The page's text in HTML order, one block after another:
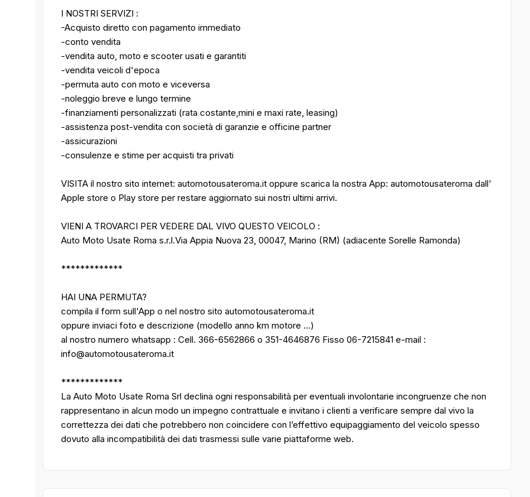
I NOSTRI SERVIZI :
-Acquisto diretto con pagamento immediato
-conto vendita
-vendita auto, moto e scooter usati e garantiti
-vendita veicoli d'epoca
-permuta auto con moto e viceversa
-noleggio breve e lungo termine
-finanziamenti personalizzati (rata costante,mini e maxi rate, leasing)
-assistenza post-vendita con società di garanzie e officine partner
-assicurazioni
-consulenze e stime per acquisti tra privati
VISITA il nostro sito internet: automotousateroma.it oppure scarica la nostra App: automotousateroma dall'
Apple store o Play store per restare aggiornato sui nostri ultimi arrivi.
VIENI A TROVARCI PER VEDERE DAL VIVO QUESTO VEICOLO :
Auto Moto Usate Roma s.r.l.Via Appia Nuova 23, 00047, Marino (RM) (adiacente Sorelle Ramonda)
*************
HAI UNA PERMUTA?
compila il form sull'App o nel nostro sito automotousateroma.it
oppure inviaci foto e descrizione (modello anno km motore ...)
al nostro numero whatsapp : Cell. 366-6562866 o 351-4646876 Fisso 06-7215841 e-mail :
info@automotousateroma.it
*************
La Auto Moto Usate Roma Srl declina ogni responsabilità per eventuali involontarie incongruenze che non
rappresentano in alcun modo un impegno contrattuale e invitano i clienti a verificare sempre dal vivo la
correttezza dei dati che potrebbero non coincidere con l’effettivo equipaggiamento del veicolo spesso
dovuto alla incompatibilità dei dati trasmessi sulle varie piattaforme web.